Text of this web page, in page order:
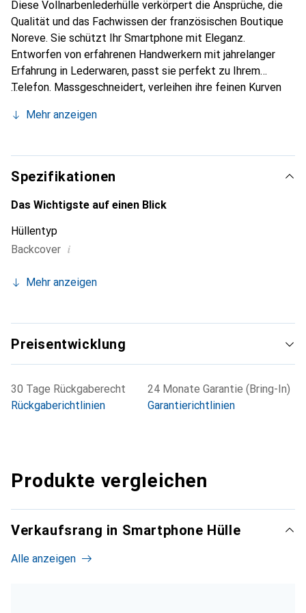
Diese Vollnarbenlederhülle verkörpert die Ansprüche, die
Qualität und das Fachwissen der französischen Boutique
Noreve. Sie schützt Ihr Smartphone mit Eleganz.
Entworfen von erfahrenen Handwerkern mit jahrelanger
Erfahrung in Lederwaren, passt sie perfekt zu Ihrem
Telefon. Massgeschneidert, verleihen ihre feinen Kurven
unverzichtbaren Accessoire für Ihr Smartphone.
die Marke Noreve eine zuverlässige Wahl für eine
anspruchsvolle Kundschaft.
Mehr anzeigen
Spezifikationen
Das Wichtigste auf einen Blick
Hüllentyp
Backcover i
Mehr anzeigen
Preisentwicklung
30 Tage Rückgaberecht
Rückgaberichtlinien
24 Monate Garantie (Bring-In)
Garantierichtlinien
Produkte vergleichen
Verkaufsrang in Smartphone Hülle
Alle anzeigen